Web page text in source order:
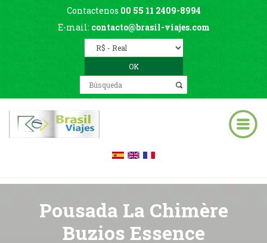
Contactenos 00 55 11 2409-8994
E-mail: contacto@brasil-viajes.com
Pousada La Chimère
Buzios Essence